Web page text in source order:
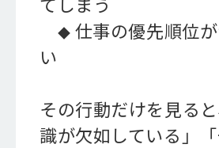
てしまう
◆ 仕事の優先順位
い
その行動だけを見る
識が欠如している」